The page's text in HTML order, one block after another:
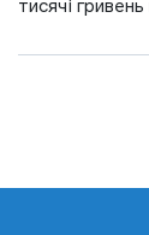
тисячі